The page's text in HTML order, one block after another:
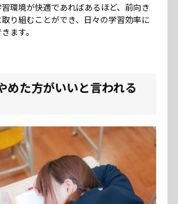
環境が快適であればあるほど、前向き
り組むことができ、日々の学習効率に
ます。
めた方がいいと言われる